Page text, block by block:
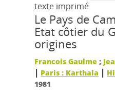
texte imprimé
Le Pays de
Etat côtier du
origines
Francois Gaulme ;
| Paris : Karthala |
1981